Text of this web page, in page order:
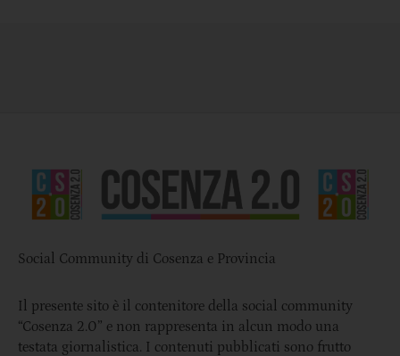
Social Community di Cosenza e Provincia
Il presente sito è il contenitore della social community
“Cosenza 2.0” e non rappresenta in alcun modo una
testata giornalistica. I contenuti pubblicati sono frutto